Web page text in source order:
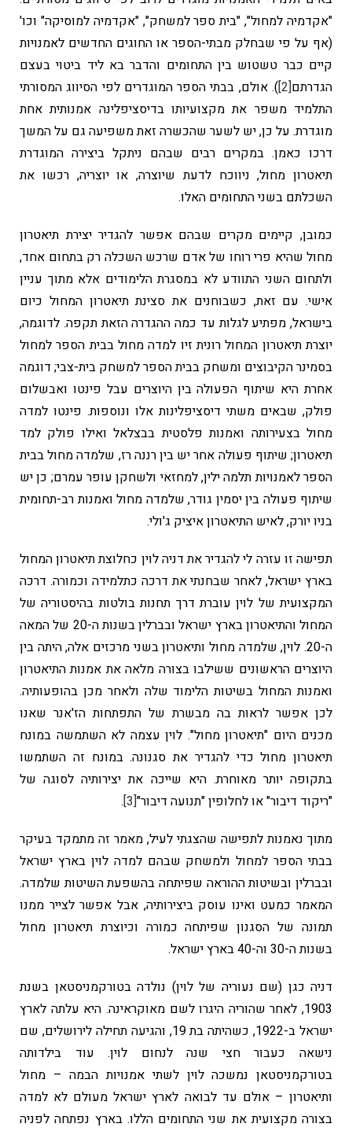
"אקדמיה למחול", "בית ספר למשחק", "אקדמיה למוסיקה" וכו'
(אף על פי שבחלק מבתי-הספר או החוגים החדשים לאמנויות
קיים כבר טשטוש בין התחומים והדבר בא ליד ביטוי בעצם
הגדרתם[2] ). אולם, בבתי הספר המוגדרים לפי הסיווג המסורתי
התלמיד משפר את מקצועיותו בדיסציפלינה אמנותית אחת
מוגדרת. על כן, יש לשער שהכשרה זאת משפיעה גם על המשך
דרכו כאמן. במקרים רבים שבהם ניתקל ביצירה המוגדרת
תיאטרון מחול, ניווכח לדעת שיוצרה, או יוצריה, רכשו את
השכלתם בשני התחומים האלו.
כמובן, קיימים מקרים שבהם אפשר להגדיר יצירת תיאטרון
מחול שהיא פרי רוחו של אדם שרכש השכלה רק בתחום אחד,
ולתחום השני התוודע לא במסגרת הלימודים אלא מתוך עניין
אישי. עם זאת, כשבוחנים את סצינת תיאטרון המחול כיום
בישראל, מפתיע לגלות עד כמה ההגדרה הזאת תקפה. לדוגמה,
יוצרת תיאטרון המחול רונית זיו למדה מחול בבית הספר למחול
בסמינר הקיבוצים ומשחק בבית הספר למשחק בית-צבי; דוגמה
אחרת היא שיתוף הפעולה בין היוצרים עבל פינטו ואבשלום
פולק, שבאים משתי דיסציפלינות אלו ונוספות. פינטו למדה
מחול בצעירותה ואמנות פלסטית בבצלאל ואילו פולק למד
תיאטרון; שיתוף פעולה אחר יש בין רננה רז, שלמדה מחול בבית
הספר לאמנויות תלמה ילין, למחזאי ולשחקן עופר עמרם; כן יש
שיתוף פעולה בין יסמין גודר, שלמדה מחול ואמנות רב-תחומית
בניו יורק, לאיש התיאטרון איציק ג'ולי.
תפישה זו עזרה לי להגדיר את דניה לוין כחלוצת תיאטרון המחול
בארץ ישראל, לאחר שבחנתי את דרכה כתלמידה וכמורה. דרכה
המקצועית של לוין עוברת דרך תחנות בולטות בהיסטוריה של
המחול והתיאטרון בארץ ישראל ובברלין בשנות ה-20 של המאה
ה-20. לוין, שלמדה מחול ותיאטרון בשני מרכזים אלה, היתה בין
היוצרים הראשונים ששילבו בצורה מלאה את אמנות התיאטרון
ואמנות המחול בשיטות הלימוד שלה ולאחר מכן בהופעותיה.
לכן אפשר לראות בה מבשרת של התפתחות הז'אנר שאנו
מכנים היום "תיאטרון מחול". לוין עצמה לא השתמשה במונח
תיאטרון מחול כדי להגדיר את סגנונה. במונח זה השתמשו
בתקופה יותר מאוחרת. היא שייכה את יצירותיה לסוגה של
"ריקוד דיבור" או לחלופין "תנועה דיבור"[3]
.
מתוך נאמנות לתפישה שהצגתי לעיל, מאמר זה מתמקד בעיקר
בבתי הספר למחול ולמשחק שבהם למדה לוין בארץ ישראל
ובברלין ובשיטות ההוראה שפיתחה בהשפעת השיטות שלמדה.
המאמר כמעט ואינו עוסק ביצירותיה, אבל אפשר לצייר ממנו
תמונה של הסגנון שפיתחה כמורה וכיוצרת תיאטרון מחול
בשנות ה-30 וה-40 בארץ ישראל.
דניה כגן (שם נעוריה של לוין) נולדה בטורקמניסטאן בשנת
1903, לאחר שהוריה היגרו לשם מאוקראינה. היא עלתה לארץ
ישראל ב-1922, כשהיתה בת 19, והגיעה תחילה לירושלים, שם
נישאה כעבור חצי שנה לנחום לוין. עוד בילדותה
בטורקמניסטאן נמשכה לוין לשתי אמנויות הבמה – מחול
ותיאטרון – אולם עד לבואה לארץ ישראל מעולם לא למדה
בצורה מקצועית את שני התחומים הללו. בארץ נפתחה לפניה